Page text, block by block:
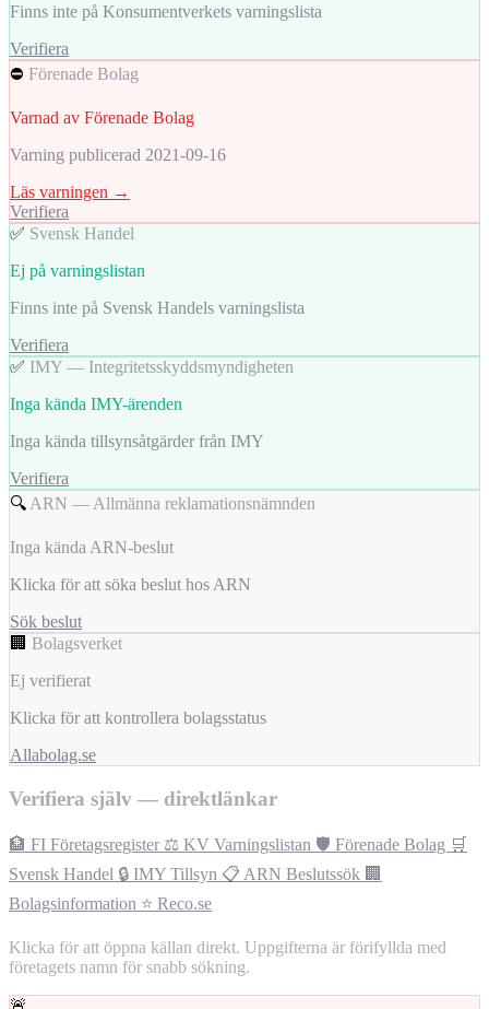
Finns inte på Konsumentverkets varningslista
Verifiera
⛔ Förenade Bolag
Varnad av Förenade Bolag
Varning publicerad 2021-09-16
Läs varningen →
Verifiera
✅ Svensk Handel
Ej på varningslistan
Finns inte på Svensk Handels varningslista
Verifiera
✅ IMY — Integritetsskyddsmyndigheten
Inga kända IMY-ärenden
Inga kända tillsynsåtgärder från IMY
Verifiera
🔍 ARN — Allmänna reklamationsnämnden
Inga kända ARN-beslut
Klicka för att söka beslut hos ARN
Sök beslut
🏢 Bolagsverket
Ej verifierat
Klicka för att kontrollera bolagsstatus
Allabolag.se
Verifiera själv — direktlänkar
🏦 FI Företagsregister ⚖️ KV Varningslistan 🛡️ Förenade Bolag 🛒
Svensk Handel 🔒 IMY Tillsyn 📋 ARN Beslutssök 🏢
Bolagsinformation ⭐ Reco.se
Klicka för att öppna källan direkt. Uppgifterna är förifyllda med
företagets namn för snabb sökning.
🚨